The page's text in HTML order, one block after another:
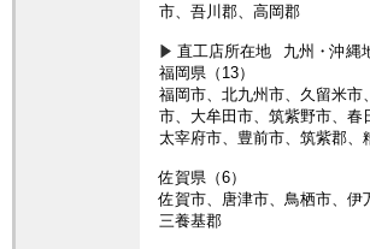
市、吾川郡、高岡郡
直工店所在地
九州・沖縄
福岡県（13）
福岡市、北九州市、久留米市
市、大牟田市、筑紫野市、春
太宰府市、豊前市、筑紫郡、
佐賀県（6）
佐賀市、唐津市、鳥栖市、伊
三養基郡